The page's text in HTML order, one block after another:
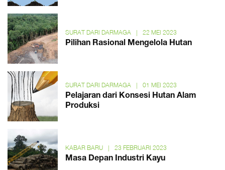
SURAT DARI DARMAGA | 22 MEI 2023
Pilihan Rasional Mengelola Hutan
SURAT DARI DARMAGA | 01 MEI 2023
Pelajaran dari Konsesi Hutan Alam
Produksi
KABAR BARU | 23 FEBRUARI 2023
Masa Depan Industri Kayu